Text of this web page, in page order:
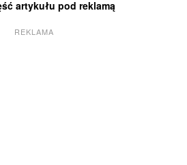
artykułu pod reklamą
REKLAMA